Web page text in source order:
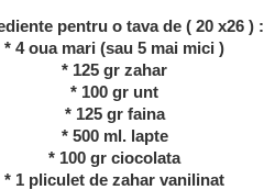
pentru o tava de ( 20 x26 ) :
* 4 oua mari (sau 5 mai mici )
* 125 gr zahar
* 100 gr unt
* 125 gr faina
* 500 ml. lapte
* 100 gr ciocolata
* 1 pliculet de zahar vanilinat